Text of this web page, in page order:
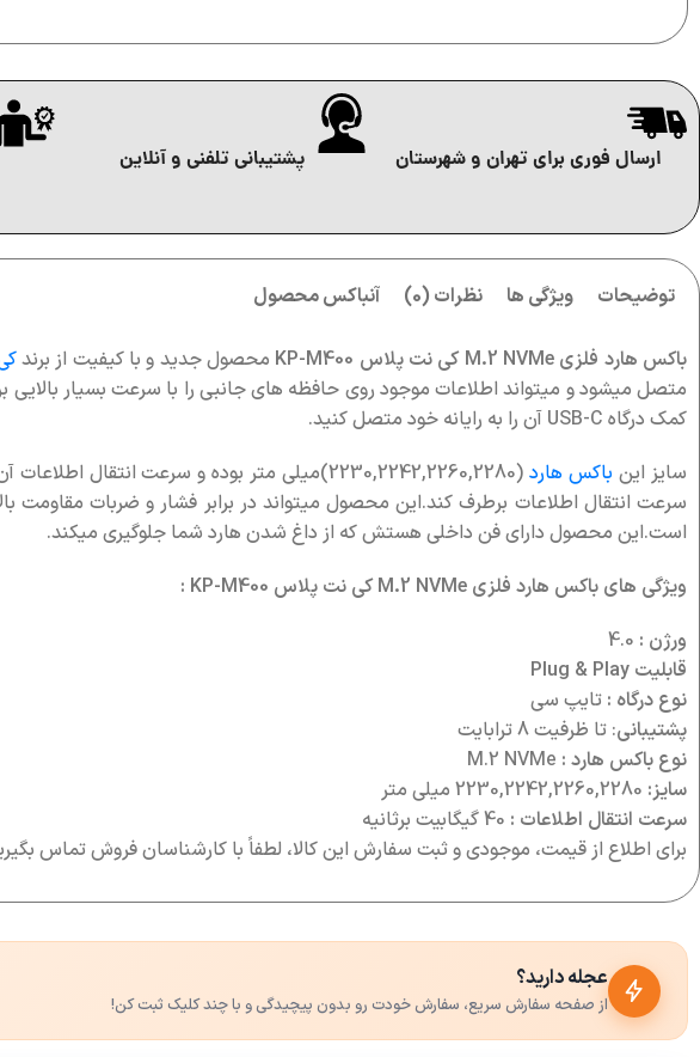
ارسال فوری برای تهران و شهرستان پشتیبانی تلفنی و آنلاین
توضیحات ویژگی ها نظرات (0) آنباکس محصول
باکس هارد فلزی M.2 NVMe کی نت پلاس KP-M400 محصول جدید و با کیفیت از برند
کمک درگاه USB-C آن را به رایانه خود متصل کنید.
سایز این باکس هارد
است.این محصول دارای فن داخلی هستش که از داغ شدن هارد شما جلوگیری میکند.
ویژگی های باکس هارد فلزی M.2 NVMe کی نت پلاس KP-M400 :
ورژن :
قابلیت Plug & Play
نوع درگاه : تایپ سی
پشتیبانی: تا ظرفیت 8 ترابایت
نوع باکس هارد :
سایز:
سرعت انتقال اطلاعات :
برای اطلاع از قیمت، موجودی و ثبت سفارش این کالا، لطفاً با کارشناسان فروش تماس
عجله دارید؟
از صفحه سفارش سریع، سفارش خودت رو بدون پیچیدگی و با چند کلیک ثبت کن!